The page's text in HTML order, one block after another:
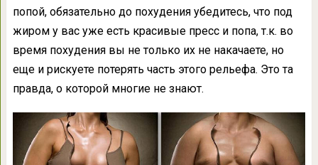
попой, обязательно до похудения убедитесь, что под
жиром у вас уже есть красивые пресс и попа, т.к. во
время похудения вы не только их не накачаете, но
еще и рискуете потерять часть этого рельефа. Это та
правда, о которой многие не знают.